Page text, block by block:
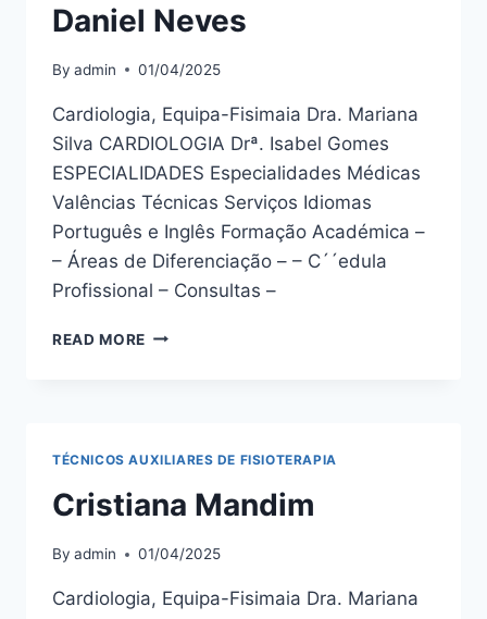
Daniel Neves
By admin 01/04/2025
Cardiologia, Equipa-Fisimaia Dra. Mariana
Silva CARDIOLOGIA Drª. Isabel Gomes
ESPECIALIDADES Especialidades Médicas
Valências Técnicas Serviços Idiomas
Português e Inglês Formação Académica –
– Áreas de Diferenciação – – C´´edula
Profissional – Consultas –
READ MORE DANIEL
TÉCNICOS AUXILIARES DE FISIOTERAPIA
Cristiana Mandim
By admin 01/04/2025
Cardiologia, Equipa-Fisimaia Dra. Mariana